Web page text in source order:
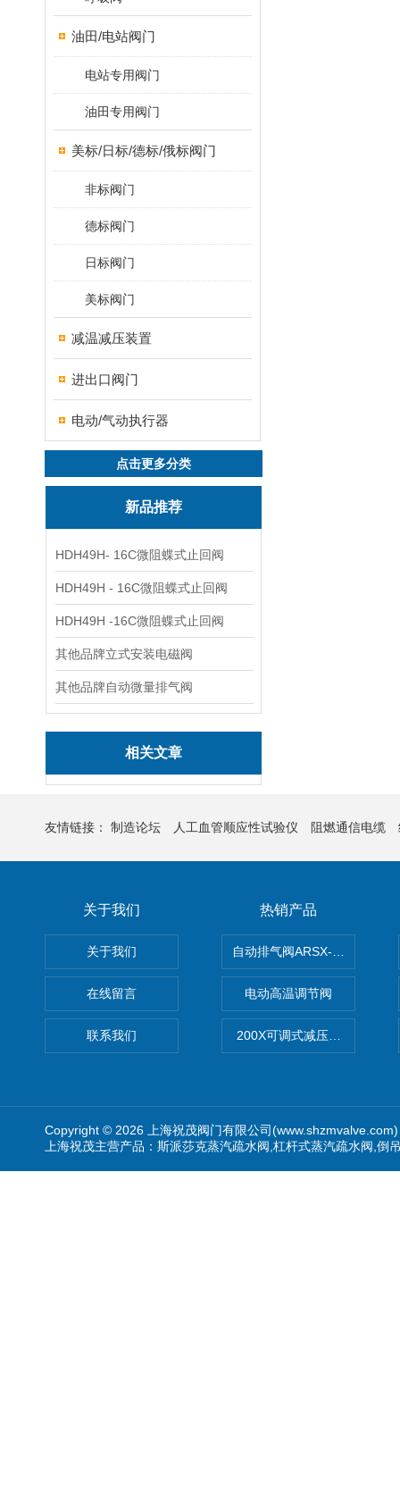
油田/电站阀门
电站专用阀门
油田专用阀门
美标/日标/德标/俄标阀门
非标阀门
德标阀门
日标阀门
美标阀门
减温减压装置
进出口阀门
电动/气动执行器
点击更多分类
新品推荐
HDH49H- 16C微阻蝶式止回阀
HDH49H - 16C微阻蝶式止回阀
HDH49H -16C微阻蝶式止回阀
其他品牌立式安装电磁阀
其他品牌自动微量排气阀
相关文章
友情链接： 制造论坛 人工血管顺应性试验仪 阻燃通信电缆
关于我们
关于我们
在线留言
联系我们
热销产品
自动排气阀ARSX-0015/
电动高温调节阀
200X可调式减压阀（减压稳
Copyright © 2026 上海祝茂阀门有限公司
上海祝茂主营产品：斯派莎克蒸汽疏水阀,杠杆式蒸汽疏水阀,倒